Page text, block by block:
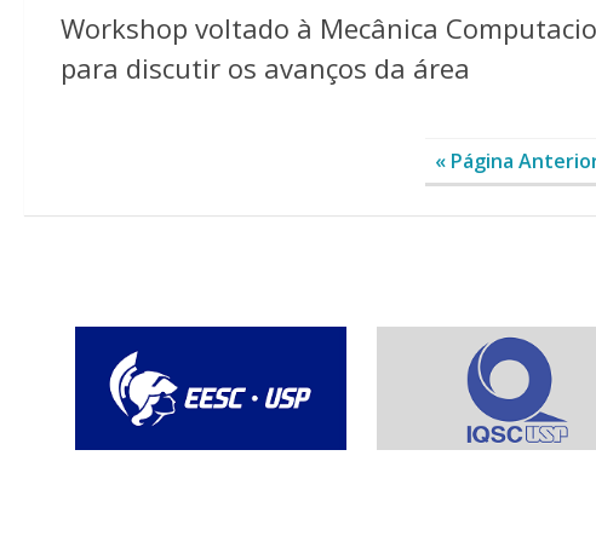
Workshop voltado à Mecânica
para discutir os avanços da área
« Página